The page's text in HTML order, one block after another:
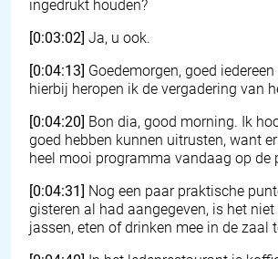
ingedrukt houden?
[0:03:02] Ja, u ook.
[0:04:13] Goedemorgen, goed
hierbij heropen ik de vergadering van
[0:04:20] Bon dia, good morning. Ik
goed hebben kunnen uitrusten, want
heel mooi programma vandaag op de
[0:04:31] Nog een paar praktische
gisteren al had aangegeven, is het
jassen, eten of drinken mee in de zaal